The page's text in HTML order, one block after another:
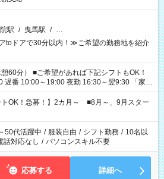
駅 / 曳馬駅 / …
toドアで30分以内！≫ご希望の勤務地を紹介
下記シフトもOK！
番 10:00～19:00 夜勤 16:30～翌9:30 「家族
い」 「余裕を持って夕飯の準備がしたい」
したくない」 など、ご希望を教えてください
事の勤務時間。 合計で週40時間を超える場
ん。
トOK！急募！】2カ月～ ■8月～、9月スター
50代活躍中 / 服装自由 / シフト勤務 / 10名以
話対応なし / パソコンスキル不要
応募する 詳細へ